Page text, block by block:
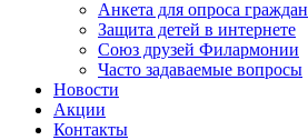
Анкета для опроса граждан
Защита детей в интернете
Союз друзей Филармонии
Часто задаваемые вопросы
Новости
Акции
Контакты